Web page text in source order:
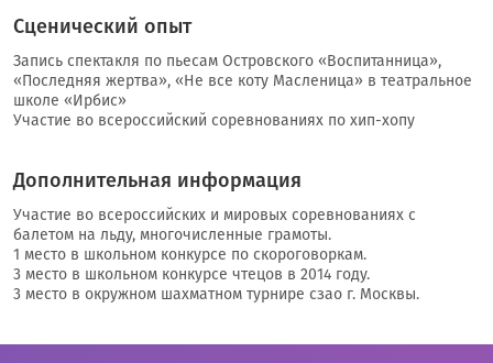
Сценический опыт
Запись спектакля по пьесам Островского «Воспитанница»,
«Последняя жертва», «Не все коту Масленица» в театральное
школе «Ирбис»
Участие во всероссийский соревнованиях по хип-хопу
Дополнительная информация
Участие во всероссийских и мировых соревнованиях с
балетом на льду, многочисленные грамоты.
1 место в школьном конкурсе по скороговоркам.
3 место в школьном конкурсе чтецов в 2014 году.
3 место в окружном шахматном турнире сзао г. Москвы.